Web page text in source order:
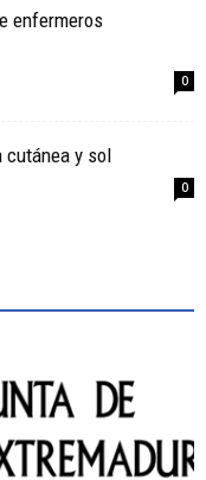
enfermeros
0
cutánea y sol
0